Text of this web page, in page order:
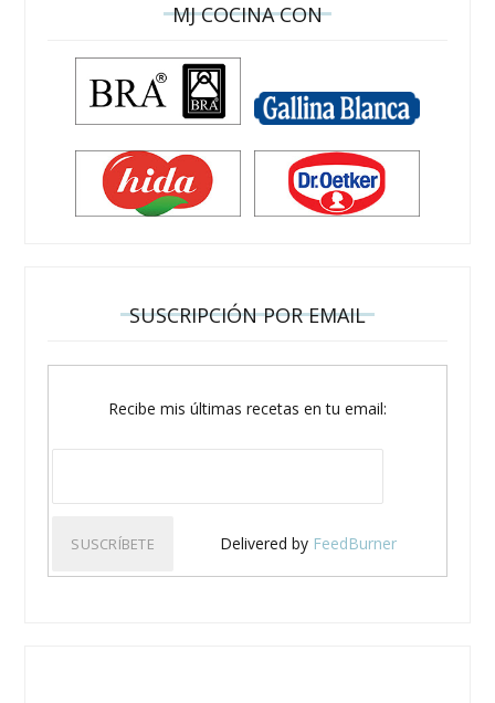
MJ COCINA CON
SUSCRIPCIÓN POR EMAIL
Recibe mis últimas recetas en tu email:
Delivered by FeedBurner